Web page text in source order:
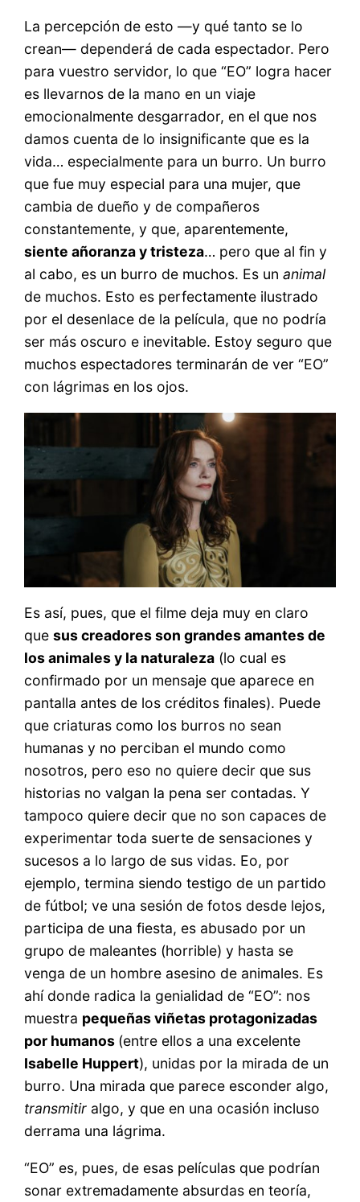
La percepción de esto —y qué tanto se lo
crean— dependerá de cada espectador. Pero
para vuestro servidor, lo que “EO” logra hacer
es llevarnos de la mano en un viaje
emocionalmente desgarrador, en el que nos
damos cuenta de lo insignificante que es la
vida… especialmente para un burro. Un burro
que fue muy especial para una mujer, que
cambia de dueño y de compañeros
constantemente, y que, aparentemente,
siente añoranza y tristeza… pero que al fin y
al cabo, es un burro de muchos. Es unanimal
de muchos. Esto es perfectamente ilustrado
por el desenlace de la película, que no podría
ser más oscuro e inevitable. Estoy seguro que
muchos espectadores terminarán de ver “EO”
con lágrimas en los ojos.
Es así, pues, que el filme deja muy en claro
quesus creadores son grandes amantes de
los animales y la naturaleza (lo cual es
confirmado por un mensaje que aparece en
pantalla antes de los créditos finales). Puede
que criaturas como los burros no sean
humanas y no perciban el mundo como
nosotros, pero eso no quiere decir que sus
historias no valgan la pena ser contadas. Y
tampoco quiere decir que no son capaces de
experimentar toda suerte de sensaciones y
sucesos a lo largo de sus vidas. Eo, por
ejemplo, termina siendo testigo de un partido
de fútbol; ve una sesión de fotos desde lejos,
participa de una fiesta, es abusado por un
grupo de maleantes (horrible) y hasta se
venga de un hombre asesino de animales. Es
ahí donde radica la genialidad de “EO”: nos
muestra pequeñas viñetas protagonizadas
por humanos (entre ellos a una excelente
Isabelle Huppert), unidas por la mirada de un
burro. Una mirada que parece esconder algo,
transmitir algo, y que en una ocasión incluso
derrama una lágrima.
“EO” es, pues, de esas películas que podrían
sonar extremadamente absurdas en teoría,